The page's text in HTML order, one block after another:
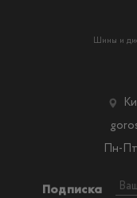
Шины и
Подписка
Пн-